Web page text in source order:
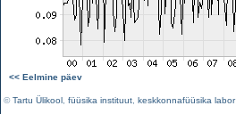
<< Eelmine päev
©Tartu Ülikool füüsika instituut keskkonnafüüsika labor